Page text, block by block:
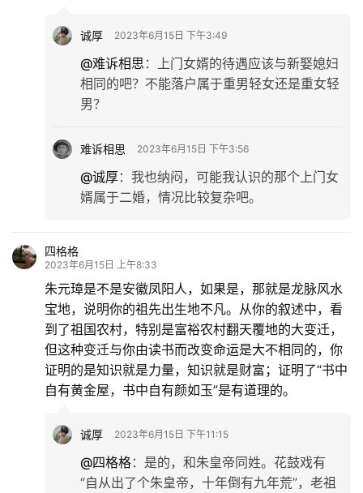
生
活
登录 注册
诚厚 2023年6月15日 下午3:49
@难诉相思 ：
上门女婿的待遇应该与新娶媳妇
相同的吧？不能落户属于重男轻女还是重女轻
男？
难诉相思 2023年6月15日 下午3:56
@诚厚： 我也纳闷，可能我认识的那个上门女
婿属于二婚，情况比较复杂吧。
四格格
2023年6月15日 上午8:33
朱元璋是不是安徽凤阳人，如果是，那就是龙脉风水
宝地，说明你的祖先出生地不凡。从你的叙述中，看
到了祖国农村，特别是富裕农村翻天覆地的大变迁，
但这种变迁与你由读书而改变命运是大不相同的，你
证明的是知识就是力量，知识就是财富；证明了“书中
自有黄金屋，书中自有颜如玉”是有道理的。
诚厚 2023年6月15日 下午11:15
@四格格： 是的，和朱皇帝同姓。花鼓戏有
“自从出了个朱皇帝，十年倒有九年荒”，老祖